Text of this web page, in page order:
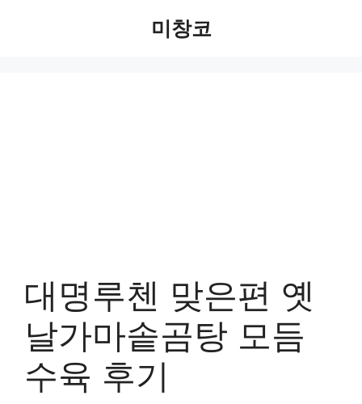
미창코
대명루첸 맞은편 옛
날가마솥곰탕 모듬
수육 후기